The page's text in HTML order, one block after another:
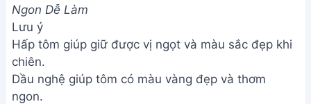
Ngon Dễ Làm
Lưu ý
Hấp tôm giúp giữ được vị ngọt và màu sắc đẹp khi
chiên.
Dầu nghệ giúp tôm có màu vàng đẹp và thơm
ngon.